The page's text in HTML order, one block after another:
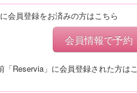
会員登録をお済みの方はこちら
会員情報で予約
「Reservia」に会員登録された方は